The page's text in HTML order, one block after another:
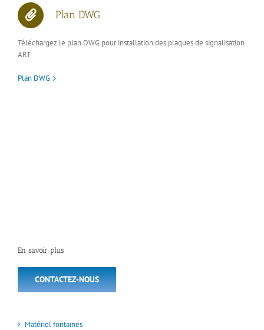
Plan DWG
Téléchargez le plan DWG pour installation des plaques de signalisation
ART
Plan DWG
En savoir plus
CONTACTEZ-NOUS
Matériel fontaines